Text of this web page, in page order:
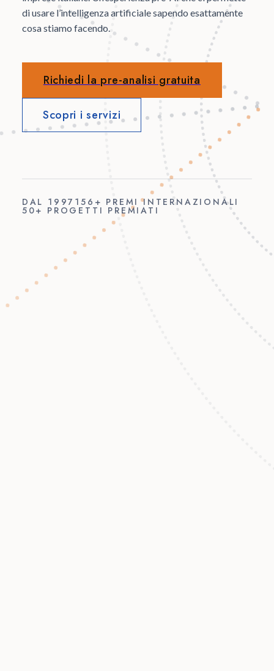
di usare l’intelligenza artificiale sapendo esattamente
cosa stiamo facendo.
Richiedi la pre-analisi gratuita
Scopri i servizi
DAL 1997 156+ PREMI INTERNAZIONALI
50+ PROGETTI PREMIATI